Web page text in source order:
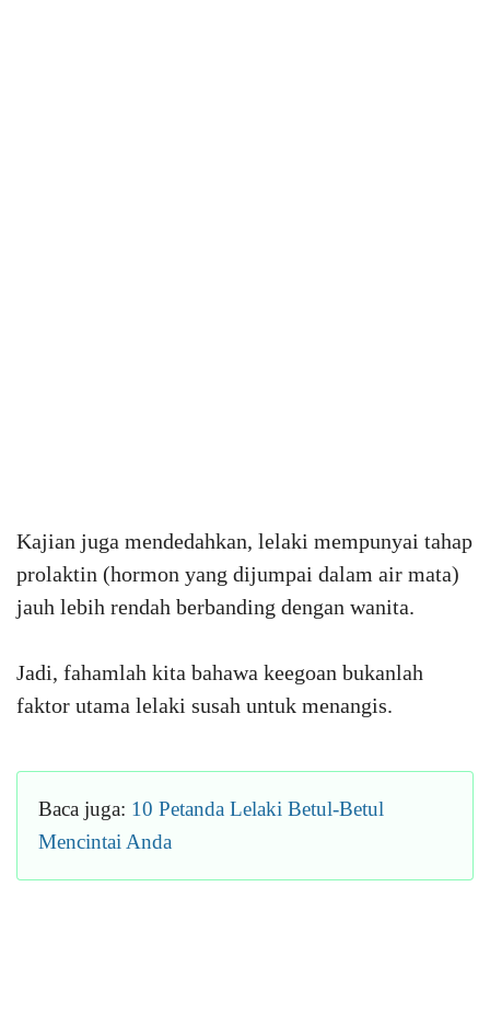
Kajian juga mendedahkan, lelaki mempunyai tahap
prolaktin (hormon yang dijumpai dalam air mata)
jauh lebih rendah berbanding dengan wanita.
Jadi, fahamlah kita bahawa keegoan bukanlah
faktor utama lelaki susah untuk menangis.
Baca juga: 10 Petanda Lelaki Betul-Betul
Mencintai Anda